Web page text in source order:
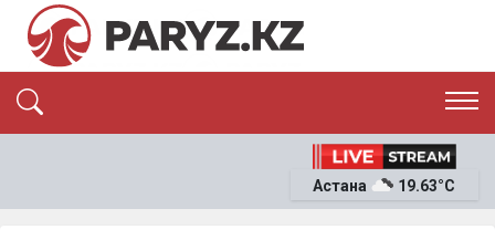
ЭКОНОМИКА
Астана 19.63°C